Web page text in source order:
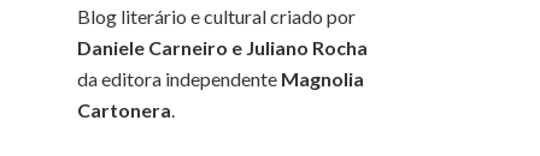
Blog literário e cultural criado por
Daniele Carneiro e Juliano Rocha
da editora independente Magnolia
Cartonera.